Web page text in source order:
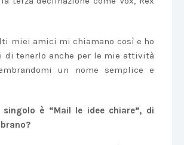
miei amici mi chiamano così e ho
di tenerlo anche per le mie attività
un nome semplice e
è “Mail le idee chiare”, di